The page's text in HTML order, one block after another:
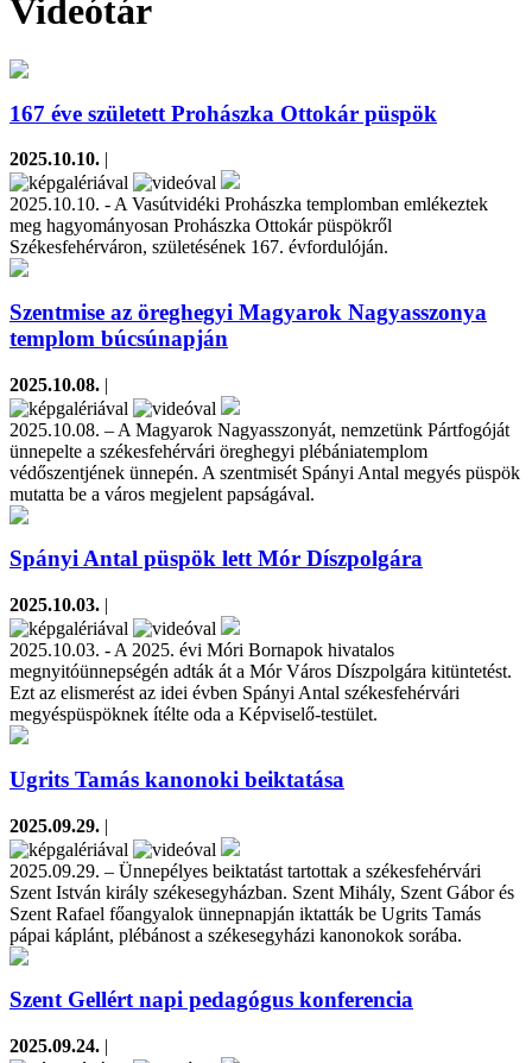
Videótár
167 éve született Prohászka Ottokár püspök
2025.10.10. |
2025.10.10. - A Vasútvidéki Prohászka templomban emlékeztek
meg hagyományosan Prohászka Ottokár püspökről
Székesfehérváron, születésének 167. évfordulóján.
Szentmise az öreghegyi Magyarok Nagyasszonya
templom búcsúnapján
2025.10.08. |
2025.10.08. – A Magyarok Nagyasszonyát, nemzetünk Pártfogóját
ünnepelte a székesfehérvári öreghegyi plébániatemplom
védőszentjének ünnepén. A szentmisét Spányi Antal megyés püspök
mutatta be a város megjelent papságával.
Spányi Antal püspök lett Mór Díszpolgára
2025.10.03. |
2025.10.03. - A 2025. évi Móri Bornapok hivatalos
megnyitóünnepségén adták át a Mór Város Díszpolgára kitüntetést.
Ezt az elismerést az idei évben Spányi Antal székesfehérvári
megyéspüspöknek ítélte oda a Képviselő-testület.
Ugrits Tamás kanonoki beiktatása
2025.09.29. |
2025.09.29. – Ünnepélyes beiktatást tartottak a székesfehérvári
Szent István király székesegyházban. Szent Mihály, Szent Gábor és
Szent Rafael főangyalok ünnepnapján iktatták be Ugrits Tamás
pápai káplánt, plébánost a székesegyházi kanonokok sorába.
Szent Gellért napi pedagógus konferencia
2025.09.24. |